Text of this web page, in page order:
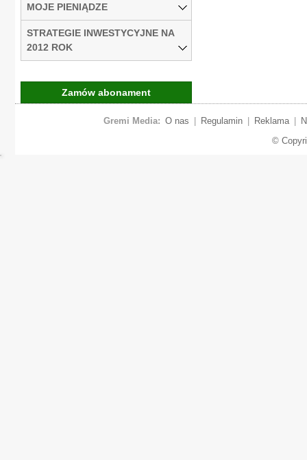
MOJE PIENIĄDZE
STRATEGIE INWESTYCYJNE NA
2012 ROK
Zamów abonament
Gremi Media: O nas Regulamin Reklama
©